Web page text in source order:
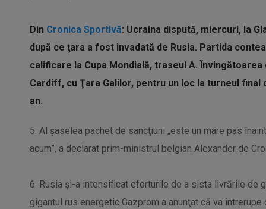
Din Cronica Sportivă: Ucraina dispută, miercuri, la
după ce ţara a fost invadată de Rusia. Partida
calificare la Cupa Mondială, traseul A.
Cardiff, cu Ţara Galilor, pentru un loc la turneul
an.
5. Al şaselea pachet de sancţiuni „este un mare pas
acum”, a declarat prim-ministrul belgian Alexander de
6. Rusia şi-a intensificat eforturile de a sista livrările de
gigantul rus energetic Gazprom a anunţat că va